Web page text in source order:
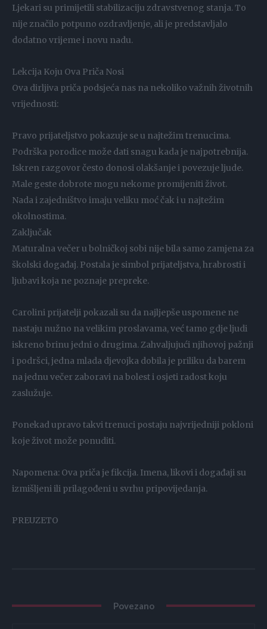
Ljekari su primijetili stabilizaciju zdravstvenog stanja. To
nije značilo potpuno ozdravljenje, ali je predstavljalo
dodatno vrijeme i novu nadu.
Lekcija Koju Ova Priča Nosi
Ova dirljiva priča podsjeća nas na nekoliko važnih životnih
vrijednosti:
Pravo prijateljstvo pokazuje se u najtežim trenucima.
Podrška porodice može dati snagu kada je najpotrebnija.
Iskren razgovor često donosi olakšanje i povezuje ljude.
Male geste dobrote mogu nekome promijeniti život.
Nada i zajedništvo imaju veliku moć čak i u najtežim
okolnostima.
Zaključak
Maturalna večer u bolničkoj sobi nije bila samo zamjena za
školski događaj. Postala je simbol prijateljstva, hrabrosti i
ljubavi koja ne poznaje prepreke.
Carolini prijatelji pokazali su da najljepše uspomene ne
nastaju nužno na velikim proslavama, već tamo gdje ljudi
iskreno brinu jedni o drugima. Zahvaljujući njihovoj pažnji
i podršci, jedna mlada djevojka dobila je priliku da barem
na jednu večer zaboravi na bolest i osjeti radost koju
zaslužuje.
Ponekad upravo takvi trenuci postaju najvrijedniji pokloni
koje život može ponuditi.
Napomena: Ova priča je fikcija. Imena, likovi i događaji su
izmišljeni ili prilagođeni u svrhu pripovijedanja.
PREUZETO
Povezano